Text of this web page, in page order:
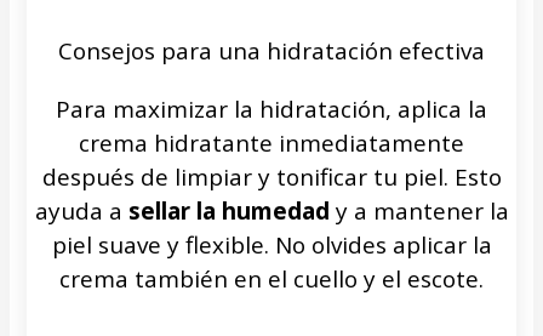
Consejos para una hidratación efectiva
Para maximizar la hidratación, aplica la
crema hidratante inmediatamente
después de limpiar y tonificar tu piel. Esto
ayuda a sellar la humedad y a mantener la
piel suave y flexible. No olvides aplicar la
crema también en el cuello y el escote.